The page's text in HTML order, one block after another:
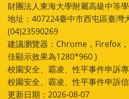
財團法人東海大學附屬高級中等
地址：407224臺中市西屯區臺灣
(04)23590269
建議瀏覽器：Chrome，Firefox
佳顯示效果為1280*960 )
校園安全、霸凌、性平事件申訴
校園安全、霸凌、性平事件申訴
更新日期：2026-08-07